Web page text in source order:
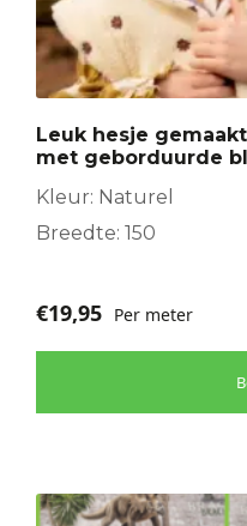
Leuk hesje
met geborduurde
Kleur: Naturel
Breedte: 150
€19,95 Per meter